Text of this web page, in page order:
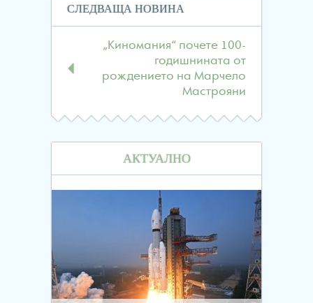
СЛЕДВАЩА НОВИНА
„Киномания“ почете 100-
годишнината от
рождението на Марчело
Мастрояни
АКТУАЛНО